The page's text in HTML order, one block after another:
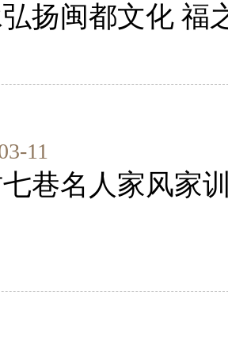
扬闽都文化 福
11
巷名人家风家